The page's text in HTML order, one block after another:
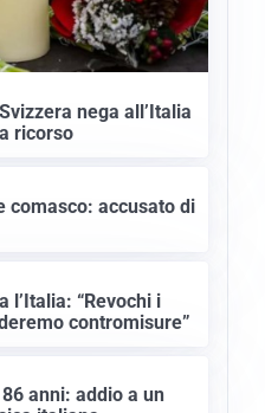
nega all’Italia
ricorso
comasco: accusato di
l’Italia: “Revochi i
contromisure”
anni: addio a un